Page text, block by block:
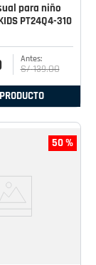
para niño
PT24Q4-310
S/ 139.00
50 %